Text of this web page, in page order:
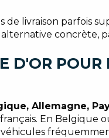
livraison parfois
concrète,
POUR
Allemagne,
En Belgique